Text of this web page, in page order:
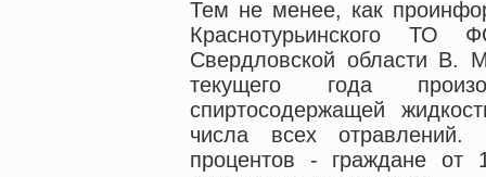
Тем не менее, как
Краснотурьинского ТО
Свердловской области В.
текущего года
спиртосодержащей
числа всех
процентов - граждане